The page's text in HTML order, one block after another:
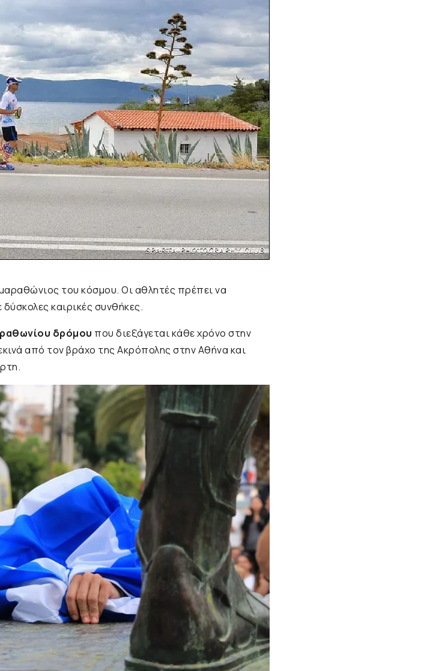
του κόσμου. Οι αθλητές πρέπει να
καιρικές συνθήκες.
δρόμου που διεξάγεται κάθε χρόνο στην
από τον βράχο της Ακρόπολης στην Αθήνα και